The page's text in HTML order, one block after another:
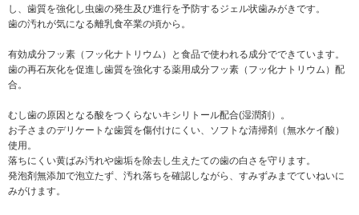
し、歯質を強化し虫歯の発生及び進行を予防するジェル状歯みがきです。
歯の汚れが気になる離乳食卒業の頃から。
有効成分フッ素（フッ化ナトリウム）と食品で使われる成分でできています。
歯の再石灰化を促進し歯質を強化する薬用成分フッ素（フッ化ナトリウム）配
合。
むし歯の原因となる酸をつくらないキシリトール配合(湿潤剤）。
お子さまのデリケートな歯質を傷付けにくい、ソフトな清掃剤（無水ケイ酸）
使用。
落ちにくい黄ばみ汚れや歯垢を除去し生えたての歯の白さを守ります。
発泡剤無添加で泡立たず、汚れ落ちを確認しながら、すみずみまでていねいに
みがけます。